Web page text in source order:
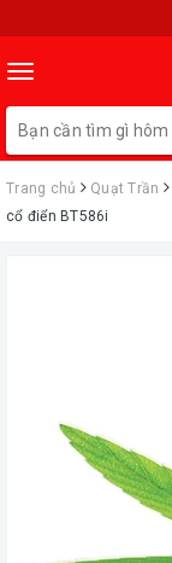
Toggle
navigation
Trang chủ Quạt Trần
cổ điển BT586i